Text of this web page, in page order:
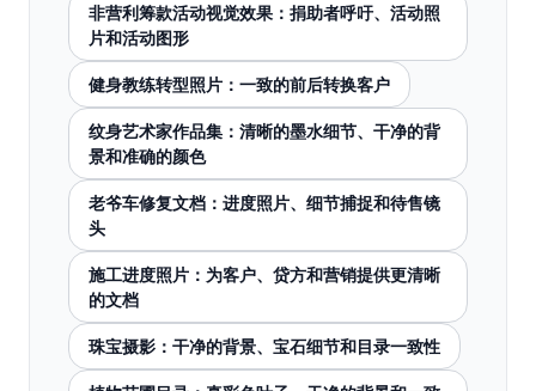
非营利筹款活动视觉效果：捐助者呼吁、活动照
片和活动图形
健身教练转型照片：一致的前后转换客户
纹身艺术家作品集：清晰的墨水细节、干净的背
景和准确的颜色
老爷车修复文档：进度照片、细节捕捉和待售镜
头
施工进度照片：为客户、贷方和营销提供更清晰
的文档
珠宝摄影：干净的背景、宝石细节和目录一致性